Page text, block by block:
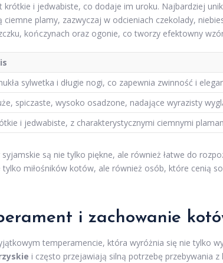
i jedwabiste, co dodaje im uroku. Najbardziej
ciemne plamy, zazwyczaj w odcieniach czekolady,
kończynach oraz ogonie, co tworzy efektowny
sylwetka i długie nogi, co zapewnia zwinność i
spiczaste, wysoko osadzone, nadające wyrazisty
i jedwabiste, z charakterystycznymi ciemnymi
są nie tylko piękne, ale również łatwe do
tylko miłośników kotów, ale również osób, które cenią
i zachowanie
temperamencie, która wyróżnia się nie tylko
i często przejawiają silną potrzebę przebywania